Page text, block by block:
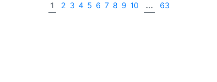
1 2 3 4 5 6 7 8 9 10 ... 63